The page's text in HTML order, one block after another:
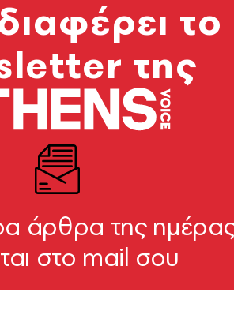
το
της
άρθρα της
στο mail σου